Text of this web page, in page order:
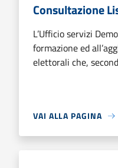
Consultazione
L’Ufficio servizi
formazione ed
elettorali che,
VAI ALLA PAGINA